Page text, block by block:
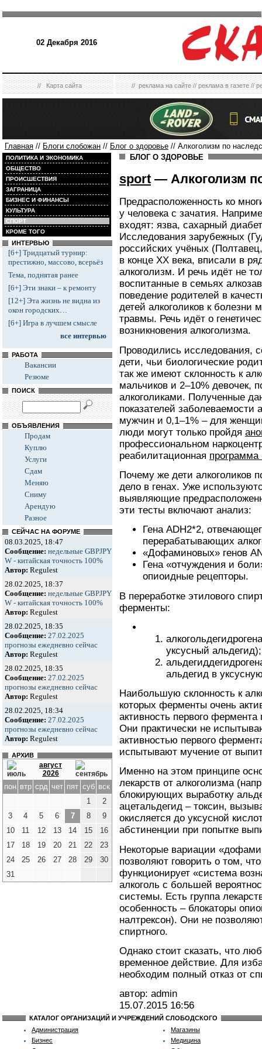
02 Декабря 2016
//Карта сайта //реклама на сайте//реклама в газете//
Главная // Блоги слобожан // Блог о здоровье // Алкоголизм по
ПОЛИТИКА И ЭКОНОМИКА
ОБЩЕСТВО
ПРОИСШЕСТВИЯ
ЗАГРАНИЦА
БИЗНЕС И ФИНАНСЫ
КУЛЬТУРА
СПОРТ
КРОМЕ ТОГО
ИНТЕРВЬЮ
[6+] Тридцатый турнир:
престижно, массово, всерьёз
Тема, поднятая ранее
[6+] Эти знаки – к ремонту
[12+] Эта жизнь не видна из
окон городских…
[6+] Игра в лучшем смысле
все интервью
РАБОТА
Вакансии
Резюме
ПОИСК
ОБЪЯВЛЕНИЯ
Продам
Куплю
Услуги
Сдам
Меняю
Сниму
Арендую
Разное
СЕЙЧАС НА ФОРУМЕ
08.03.2025, 18:47
Сообщение: недельные GBPJPY
W - китайская точность 100%
Автор: Regulest
28.02.2025, 18:37
Сообщение: недельные GBPJPY
W - китайская точность 100%
Автор: Regulest
28.02.2025, 18:35
Сообщение: 27.02.2025
прогнозы ежедневно сейчас
Автор: Regulest
28.02.2025, 18:35
Сообщение: 27.02.2025
прогнозы ежедневно сейчас
Автор: Regulest
28.02.2025, 18:34
Сообщение: 27.02.2025
прогнозы ежедневно сейчас
Автор: Regulest
АРХИВ
август
2026
пон втр срд чет пят суб вск
1
2
3
4 5 6 7 8
9
10
11 12 13 14 15
16
17
18 19 20 21 22
23
24
25 26 27 28 29
30
31
БЛОГ О ЗДОРОВЬЕ
sport — Алкоголизм
Предрасположенность ко
у человека с зачатия.
входят: язва, сахарный
Исследования зарубежных
российских учёных
в конце XX века, вписали в
алкоголизм. И речь идёт не
воспитанные в семьях
поведение родителей в
детей алкоголиков к болезни
травмы. Речь идёт о
возникновения алкоголизма.
Проводились исследования,
дети, чьи биологические
так же имеют склонность к
мальчиков и 2–10% девочек,
алкоголиками. Полученные
показателей заболеваемости
мужчин и 0,1–1% – для
люди могут только пройдя
профессиональном
реабилитационная программа
Почему же дети алкоголиков
дело в генах. Уже
выявляющие
эти тесты включают анализ:
Гена ADH2*2,
перерабатывающих
«Дофаминовых» генов
Гена «отчуждения и
опиоидные рецепторы.
В переработке этилового
ферменты:
уксусный альдегид);
альдегид в
Наибольшую склонность к
которых ферменты очень
активность первого фермента
Они практически не
активностью первого
испытывают мучение от
Именно на этом принципе
лекарств от алкоголизма
блокирующих выработку
ацетальдегид – токсин,
окисляется до уксусной
абстиненции при попытке
Некоторые вариации
позволяют говорить о том,
функционирует «система
алкоголь с большей
системы. Есть группа
особенность – блокаторы
налтрексон). Они не
спиртного.
Однако стоит сказать, что
временное действие. Для
необходим полный отказ от
автор: admin
15.07.2015 16:56
КАТАЛОГ ОРГАНИЗАЦИЙ И УЧРЕЖДЕНИЙ СЛОБОДСКОГО
Администрация
Бизнес
Магазины
Медицина